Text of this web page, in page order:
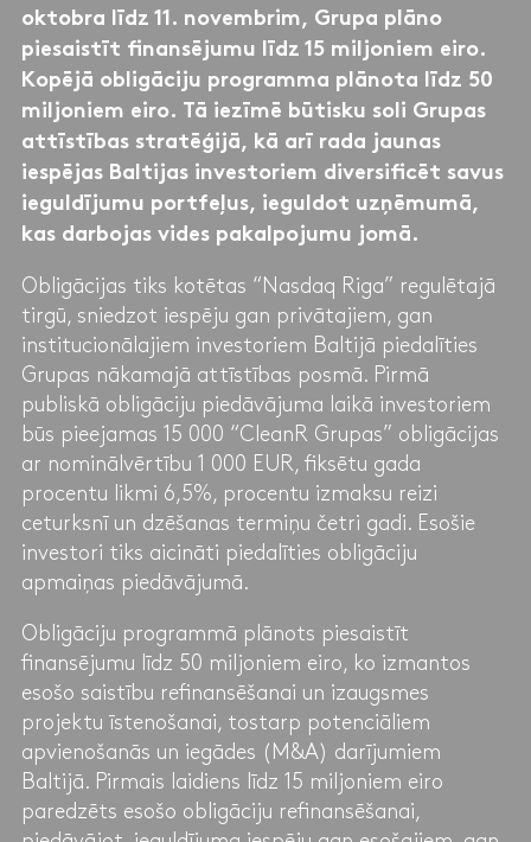
oktobra līdz 11. novembrim, Grupa plāno
piesaistīt finansējumu līdz 15 miljoniem eiro.
Kopējā obligāciju programma plānota līdz 50
miljoniem eiro. Tā iezīmē būtisku soli Grupas
attīstības stratēģijā, kā arī rada jaunas
iespējas Baltijas investoriem diversificēt savus
ieguldījumu portfeļus, ieguldot uzņēmumā,
kas darbojas vides pakalpojumu jomā.
Obligācijas tiks kotētas “Nasdaq Riga” regulētajā
tirgū, sniedzot iespēju gan privātajiem, gan
institucionālajiem investoriem Baltijā piedalīties
Grupas nākamajā attīstības posmā. Pirmā
publiskā obligāciju piedāvājuma laikā investoriem
būs pieejamas 15 000 “CleanR Grupas” obligācijas
ar nominālvērtību 1 000 EUR, fiksētu gada
procentu likmi 6,5%, procentu izmaksu reizi
ceturksnī un dzēšanas termiņu četri gadi. Esošie
investori tiks aicināti piedalīties obligāciju
apmaiņas piedāvājumā.
Obligāciju programmā plānots piesaistīt
finansējumu līdz 50 miljoniem eiro, ko izmantos
esošo saistību refinansēšanai un izaugsmes
projektu īstenošanai, tostarp potenciāliem
apvienošanās un iegādes (M&A) darījumiem
Baltijā. Pirmais laidiens līdz 15 miljoniem eiro
paredzēts esošo obligāciju refinansēšanai,